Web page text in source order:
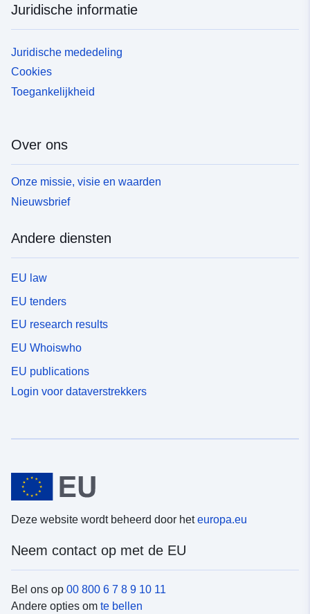
Juridische informatie
Juridische mededeling
Cookies
Toegankelijkheid
Over ons
Onze missie, visie en waarden
Nieuwsbrief
Andere diensten
EU law
EU tenders
EU research results
EU Whoiswho
EU publications
Login voor dataverstrekkers
Deze website wordt beheerd door heteuropa.eu
Neem contact op met de EU
Bel ons op 00 800 6 7 8 9 10 11
Andere opties om te bellen